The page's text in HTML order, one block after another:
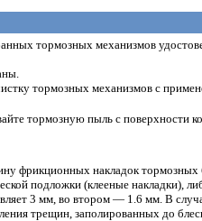
тормозных механизмов
тормозных механизмов с
тормозную пыль с поверхности
фрикционных накладок тормозных
подложки (клееные накладки),
3 мм, во втором — 1.6 мм. В
трещин, заполированных до